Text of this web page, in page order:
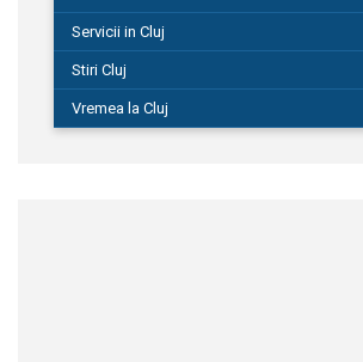
Servicii in Cluj
Stiri Cluj
Vremea la Cluj